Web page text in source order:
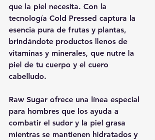
que la piel necesita. Con la
tecnología Cold Pressed captura la
esencia pura de frutas y plantas,
brindándote productos llenos de
vitaminas y minerales, que nutre la
piel de tu cuerpo y el cuero
cabelludo.
Raw Sugar ofrece una línea especial
para hombres que los ayuda a
combatir el sudor y la piel grasa
mientras se mantienen hidratados y